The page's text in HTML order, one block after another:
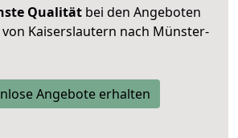
Qualität bei den Angeboten
Kaiserslautern nach Münster-
Angebote erhalten